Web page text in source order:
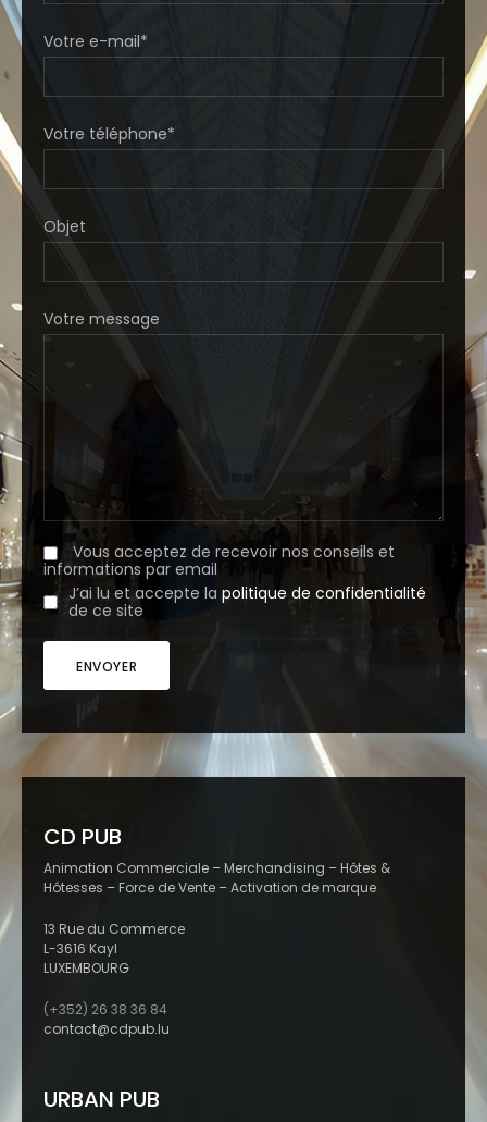
Votre e-mail*
Votre téléphone*
Objet
Votre message
Vous acceptez de recevoir nos conseils et
informations par email
J’ai lu et accepte la politique de confidentialité
de ce site
CD PUB
Animation Commerciale – Merchandising – Hôtes &
Hôtesses – Force de Vente – Activation de marque
13 Rue du Commerce
L-3616 Kayl
LUXEMBOURG
(+352) 26 38 36 84
contact@cdpub.lu
URBAN PUB